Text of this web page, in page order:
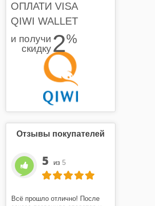
ОПЛАТИ VISA
QIWI WALLET
и получи
скидку2%
Отзывы покупателей
5 из5
Всё прошло отлично! После